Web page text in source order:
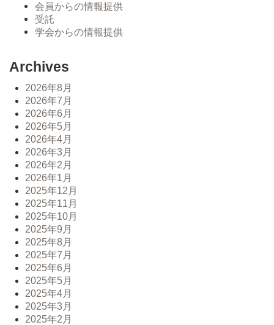
会員からの情報提供
受託
学会からの情報提供
Archives
2026年8月
2026年7月
2026年6月
2026年5月
2026年4月
2026年3月
2026年2月
2026年1月
2025年12月
2025年11月
2025年10月
2025年9月
2025年8月
2025年7月
2025年6月
2025年5月
2025年4月
2025年3月
2025年2月